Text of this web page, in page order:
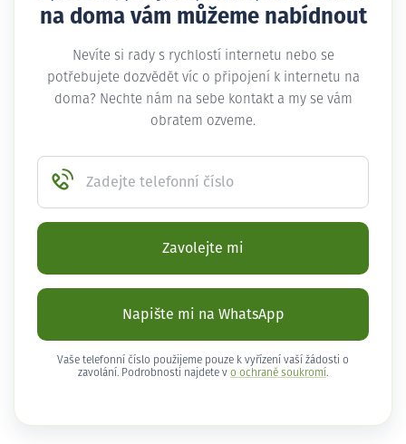
na doma vám můžeme nabídnout
Nevíte si rady s rychlostí internetu nebo se
potřebujete dozvědět víc o připojení k internetu na
doma? Nechte nám na sebe kontakt a my se vám
obratem ozveme.
Zadejte telefonní číslo
Zavolejte mi
Napište mi na WhatsApp
Vaše telefonní číslo použijeme pouze k vyřízení vaší žádosti o
zavolání. Podrobnosti najdete v o ochraně soukromí .